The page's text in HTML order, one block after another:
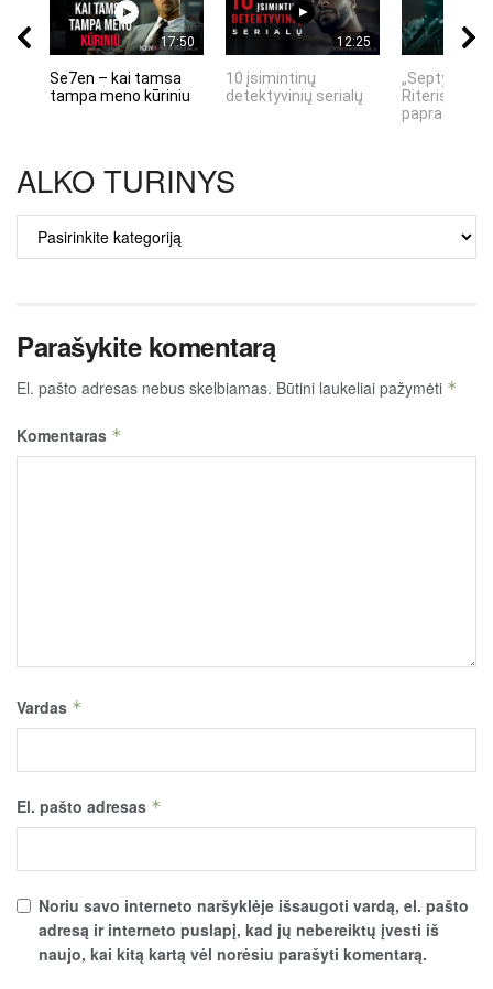
17:50
Se7en – kai tamsa
tampa meno kūriniu
12:25
10 įsimintinų
detektyvinių serialų
„Septynių
Riteris" – kai
ALKO TURINYS
ALKO
TURINYS
Parašykite komentarą
El. pašto adresas nebus skelbiamas. Būtini laukeliai pažymėti *
Komentaras *
Vardas *
El. pašto adresas *
Noriu savo interneto naršyklėje išsaugoti vardą, el. pašto
adresą ir interneto puslapį, kad jų nebereiktų įvesti iš
naujo, kai kitą kartą vėl norėsiu parašyti komentarą.